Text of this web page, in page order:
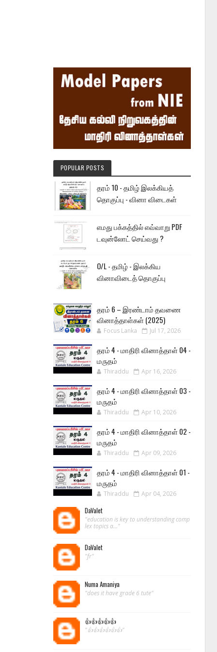
POPULAR POSTS
தரம் 10 - தமிழ் இலக்கியத்
தொகுப்பு - வினா விடைகள்
எமது பக்கத்தில் எவ்வாறு PDF
டவுன்லோட் செய்வது ?
O/L - தமிழ் - இலக்கிய
வினாவிடைத் தொகுப்பு
தரம் 6 – இரண்டாம் தவணை
வினாத்தாள்கள் (2025)
Focus Lanka Jul 17, 2026
தரம் 4 - மாதிரி வினாத்தாள் 04 -
மருதம்
Thiraddu Apr 16, 2026
தரம் 4 - மாதிரி வினாத்தாள் 03 -
மருதம்
Thiraddu Apr 10, 2026
தரம் 4 - மாதிரி வினாத்தாள் 02 -
மருதம்
Thiraddu Apr 09, 2026
தரம் 4 - மாதிரி வினாத்தாள் 01 -
மருதம்
Thiraddu Apr 04, 2026
DaValet
"education is key to understanding comp
lex topics a..."
DaValet
"fr"
Numa Amaniya
"does it have grade 6 tute"
👍👍👍👍👍
"👍👍👍👍👍👍"